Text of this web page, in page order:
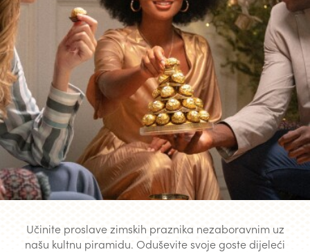
Učinite proslave zimskih praznika nezaboravnim uz
našu kultnu piramidu. Oduševite svoje goste dijeleći